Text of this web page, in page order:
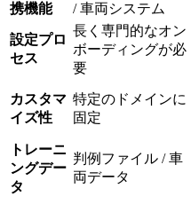
携機能
/ 車両システム
設定プロ
セス
長く専門的なオン
ボーディングが必
要
カスタマ
イズ性
特定のドメインに
固定
トレーニ
ングデー
タ
判例ファイル / 車
両データ